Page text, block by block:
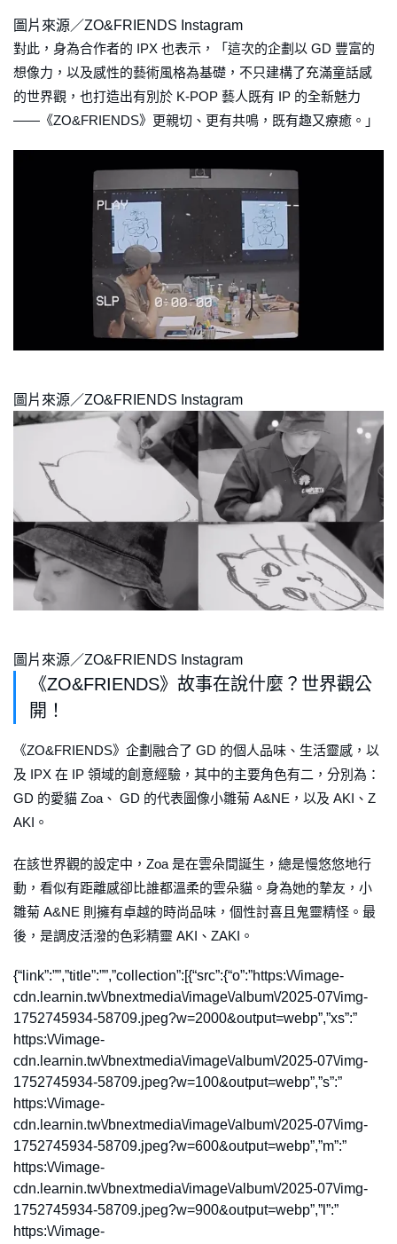
圖片來源／ZO&FRIENDS Instagram
對此，身為合作者的 IPX 也表示，「這次的企劃以 GD 豐富的
想像力，以及感性的藝術風格為基礎，不只建構了充滿童話感
的世界觀，也打造出有別於 K-POP 藝人既有 IP 的全新魅力
——《ZO&FRIENDS》更親切、更有共鳴，既有趣又療癒。」
圖片來源／ZO&FRIENDS Instagram
圖片來源／ZO&FRIENDS Instagram
《ZO&FRIENDS》故事在說什麼？世界觀公
開！
《ZO&FRIENDS》企劃融合了 GD 的個人品味、生活靈感，以
及 IPX 在 IP 領域的創意經驗，其中的主要角色有二，分別為：
GD 的愛貓 Zoa、 GD 的代表圖像小雛菊 A&NE，以及 AKI、Z
AKI。
在該世界觀的設定中，Zoa 是在雲朵間誕生，總是慢悠悠地行
動，看似有距離感卻比誰都溫柔的雲朵貓。身為她的摯友，小
雛菊 A&NE 則擁有卓越的時尚品味，個性討喜且鬼靈精怪。最
後，是調皮活潑的色彩精靈 AKI、ZAKI。
{“link”:””,”title”:””,”collection”:[{“src”:{“o”:”https:\/\/image-
cdn.learnin.tw\/bnextmedia\/image\/album\/2025-07\/img-
1752745934-58709.jpeg?w=2000&output=webp”,”xs”:”
https:\/\/image-
cdn.learnin.tw\/bnextmedia\/image\/album\/2025-07\/img-
1752745934-58709.jpeg?w=100&output=webp”,”s”:”
https:\/\/image-
cdn.learnin.tw\/bnextmedia\/image\/album\/2025-07\/img-
1752745934-58709.jpeg?w=600&output=webp”,”m”:”
https:\/\/image-
cdn.learnin.tw\/bnextmedia\/image\/album\/2025-07\/img-
1752745934-58709.jpeg?w=900&output=webp”,”l”:”
https:\/\/image-